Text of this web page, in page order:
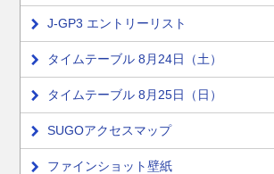
J-GP3 エントリーリスト
タイムテーブル 8月24日（土）
タイムテーブル 8月25日（日）
SUGOアクセスマップ
ファインショット壁紙